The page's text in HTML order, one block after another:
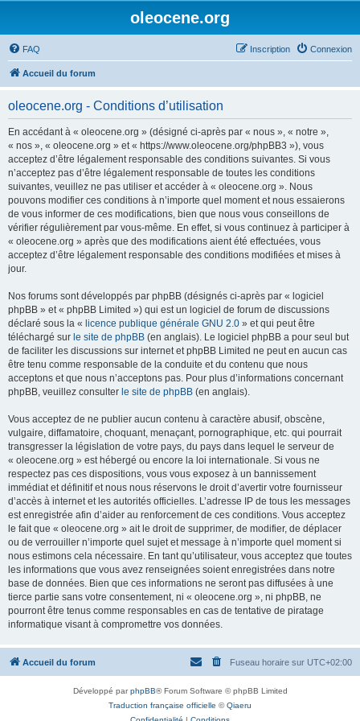
oleocene.org
FAQ Connexion
Inscription
Accueil du forum
oleocene.org - Conditions d’utilisation
En accédant à « oleocene.org » (désigné ci-après par « nous », « notre »,
« nos », « oleocene.org » et « https://www.oleocene.org/phpBB3 »), vous
acceptez d’être légalement responsable des conditions suivantes. Si vous
n’acceptez pas d’être légalement responsable de toutes les conditions
suivantes, veuillez ne pas utiliser et accéder à « oleocene.org ». Nous
pouvons modifier ces conditions à n’importe quel moment et nous essaierons
de vous informer de ces modifications, bien que nous vous conseillons de
vérifier régulièrement par vous-même. En effet, si vous continuez à participer à
« oleocene.org » après que des modifications aient été effectuées, vous
acceptez d’être légalement responsable des conditions modifiées et mises à
jour.
Nos forums sont développés par phpBB (désignés ci-après par « logiciel
phpBB » et « phpBB Limited ») qui est un logiciel de forum de discussions
déclaré sous la « licence publique générale GNU 2.0 » et qui peut être
téléchargé sur le site de phpBB (en anglais). Le logiciel phpBB a pour seul but
de faciliter les discussions sur internet et phpBB Limited ne peut en aucun cas
être tenu comme responsable de la conduite et du contenu que nous
acceptons et que nous n’acceptons pas. Pour plus d’informations concernant
phpBB, veuillez consulter le site de phpBB (en anglais).
Vous acceptez de ne publier aucun contenu à caractère abusif, obscène,
vulgaire, diffamatoire, choquant, menaçant, pornographique, etc. qui pourrait
transgresser la législation de votre pays, du pays dans lequel le serveur de
« oleocene.org » est hébergé ou encore la loi internationale. Si vous ne
respectez pas ces dispositions, vous vous exposez à un bannissement
immédiat et définitif et nous nous réservons le droit d’avertir votre fournisseur
d’accès à internet et les autorités officielles. L’adresse IP de tous les messages
est enregistrée afin d’aider au renforcement de ces conditions. Vous acceptez
le fait que « oleocene.org » ait le droit de supprimer, de modifier, de déplacer
ou de verrouiller n’importe quel sujet et message à n’importe quel moment si
nous estimons cela nécessaire. En tant qu’utilisateur, vous acceptez que toutes
les informations que vous avez renseignées soient enregistrées dans notre
base de données. Bien que ces informations ne seront pas diffusées à une
tierce partie sans votre consentement, ni « oleocene.org », ni phpBB, ne
pourront être tenus comme responsables en cas de tentative de piratage
informatique visant à compromettre vos données.
Accueil du forum Fuseau horaire sur UTC+02:00
Développé parphpBB® Forum Software © phpBB Limited
Traduction française officielle ©Qiaeru